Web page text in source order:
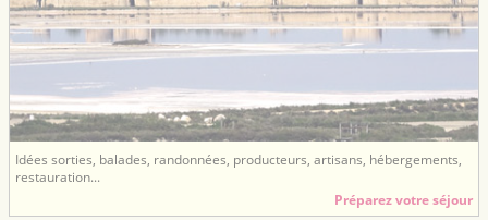
Idées sorties, balades, randonnées, producteurs, artisans, hébergements,
restauration...
Préparez votre séjour